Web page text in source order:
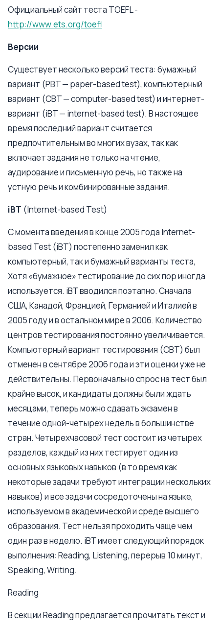
Официальный сайт теста TOEFL -
http://www.ets.org/toefl
Версии
Существует несколько версий теста: бумажный
вариант (PBT — paper-based test), компьютерный
вариант (CBT — computer-based test) и интернет-
вариант (iBT — internet-based test). В настоящее
время последний вариант считается
предпочтительным во многих вузах, так как
включает задания не только на чтение,
аудирование и письменную речь, но также на
устную речь и комбинированные задания.
iBT (Internet-based Test)
С момента введения в конце 2005 года Internet-
based Test (iBT) постепенно заменил как
компьютерный, так и бумажный варианты теста,
Хотя «бумажное» тестирование до сих пор иногда
используется. iBT вводился поэтапно. Сначала
США, Канадой, Францией, Германией и Италией в
2005 году и в остальном мире в 2006. Количество
центров тестирования постоянно увеличивается.
Компьютерный вариант тестирования (CBT) был
отменен в сентябре 2006 года и эти оценки уже не
действительны. Первоначально спрос на тест был
крайне высок, и кандидаты должны были ждать
месяцами, теперь можно сдавать экзамен в
течение одной-четырех недель в большинстве
стран. Четырехчасовой тест состоит из четырех
разделов, каждый из них тестирует один из
основных языковых навыков (в то время как
некоторые задачи требуют интеграции нескольких
навыков) и все задачи сосредоточены на языке,
используемом в академической и среде высшего
образования. Тест нельзя проходить чаще чем
один раз в неделю. iBT имеет следующий порядок
выполнения: Reading, Listening, перерыв 10 минут,
Speaking, Writing.
Reading
В секции Reading предлагается прочитать текст и